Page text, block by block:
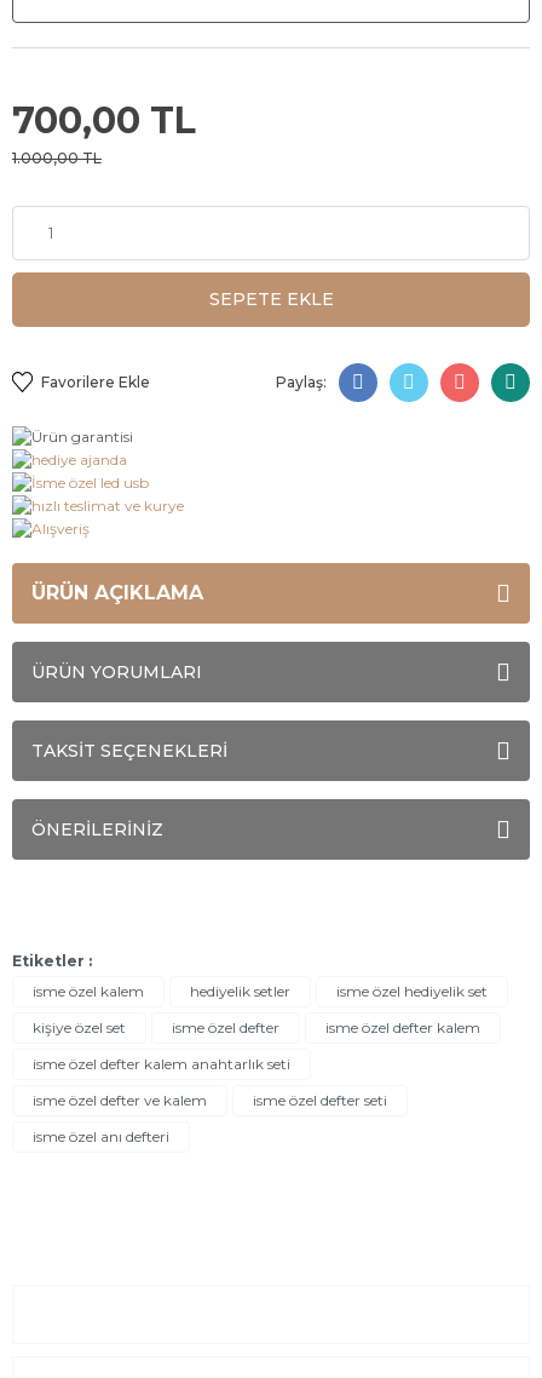
700,00 TL
1.000,00 TL
SEPETE EKLE
Paylaş:
ÜRÜN AÇIKLAMA
ÜRÜN YORUMLARI
TAKSİT SEÇENEKLERİ
ÖNERİLERİNİZ
Etiketler :
isme özel kalem
hediyelik setler
isme özel hediyelik set
kişiye özel set
isme özel defter
isme özel defter kalem
isme özel defter kalem anahtarlık seti
isme özel defter ve kalem
isme özel defter seti
isme özel anı defteri